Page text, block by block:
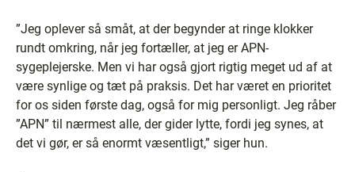
”Jeg oplever så småt, at der begynder at ringe klokker
rundt omkring, når jeg fortæller, at jeg er APN-
sygeplejerske. Men vi har også gjort rigtig meget ud af at
være synlige og tæt på praksis. Det har været en prioritet
for os siden første dag, også for mig personligt. Jeg råber
”APN” til nærmest alle, der gider lytte, fordi jeg synes, at
det vi gør, er så enormt væsentligt,” siger hun.